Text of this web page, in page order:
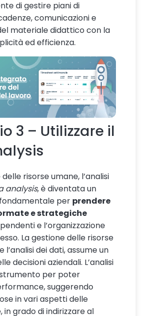
di gestire piani di
comunicazioni e
materiale didattico con la
ed efficienza.
3 – Utilizzare il
risorse umane, l’analisi
analysis, è diventata un
per prendere
e strategiche
e l’organizzazione
La gestione delle risorse
dei dati, assume un
decisioni aziendali. L’analisi
per poter
suggerendo
in vari aspetti delle
in grado di indirizzare al